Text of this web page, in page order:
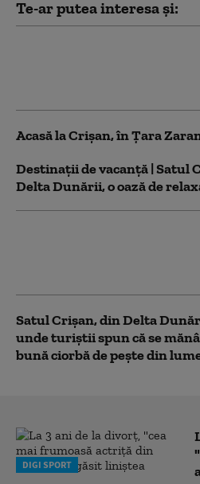
Te-ar putea interesa și:
Acasă la Crișan, în Țara
Destinații de vacanță | Satul
Delta Dunării, o oază de
Satul Crișan, din Delta
unde turiștii spun că se
bună ciorbă de pește din
DIGI SPORT